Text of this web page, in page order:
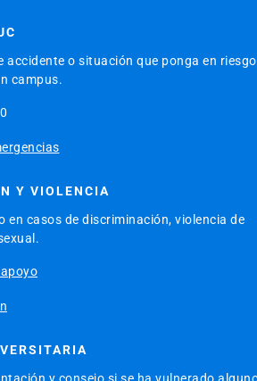
accidente o situación que ponga en
campus.
Y VIOLENCIA
en casos de discriminación, violencia de
y consejo si se ha vulnerado